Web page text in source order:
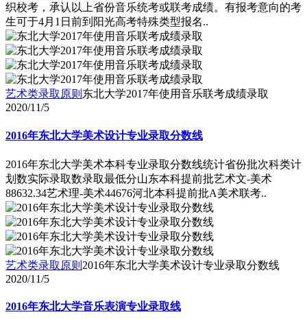
织校考，承认以上省份音乐统考或联考成绩。有报考意向的考
生可于4月1日前到阳光高考特殊类型报名..
艺术类录取原则 东北大学2017年使用音乐联考成绩录取
2020/11/5
2016年东北大学美术设计专业录取分数线
2016年东北大学美术本科专业录取分数线统计省份批次科类计
划数实际录取数录取最低分山东本科提前批艺术文-美术
88632.34艺术理-美术44676河北本科提前批A美术联考..
艺术类录取原则 2016年东北大学美术设计专业录取分数线
2020/11/5
2016年东北大学音乐表演专业录取线